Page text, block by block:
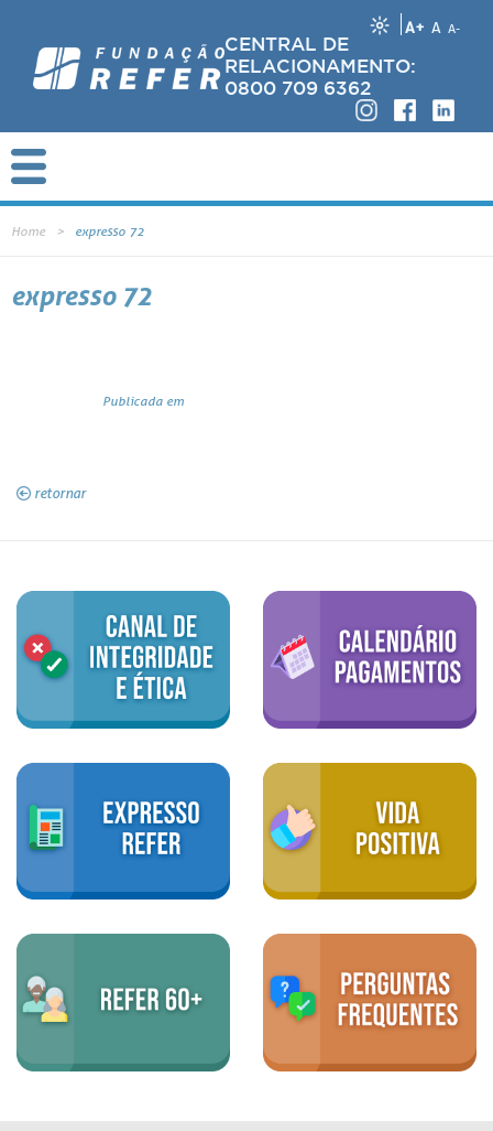
A+ A A-
CENTRAL DE
RELACIONAMENTO:
0800 709 6362
Home expresso 72
expresso 72
Publicada em
retornar